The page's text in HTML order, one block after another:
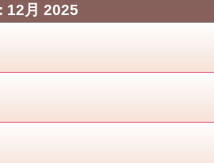
12月 2025